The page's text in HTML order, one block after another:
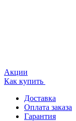
Акции
Как купить
Доставка
Оплата заказа
Гарантия